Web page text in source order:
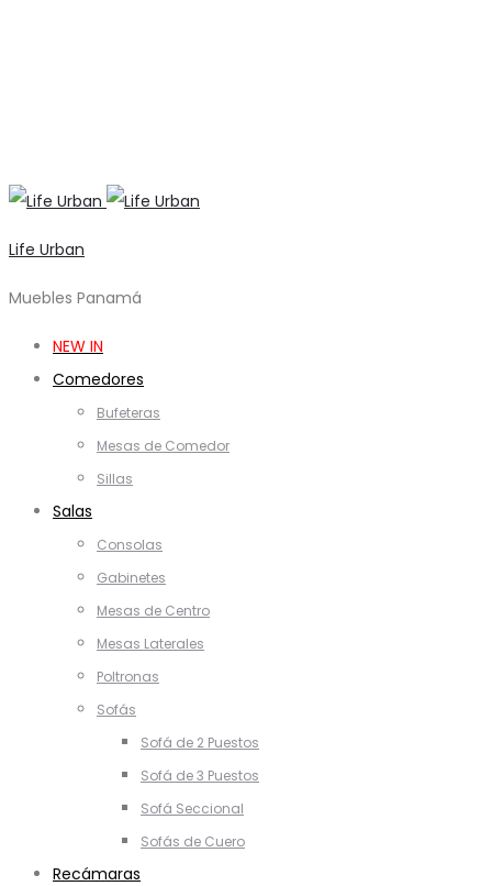
Life Urban
Muebles Panamá
NEW IN
Comedores
Bufeteras
Mesas de Comedor
Sillas
Salas
Consolas
Gabinetes
Mesas de Centro
Mesas Laterales
Poltronas
Sofás
Sofá de 2 Puestos
Sofá de 3 Puestos
Sofá Seccional
Sofás de Cuero
Recámaras